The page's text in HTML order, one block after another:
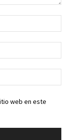
web en este